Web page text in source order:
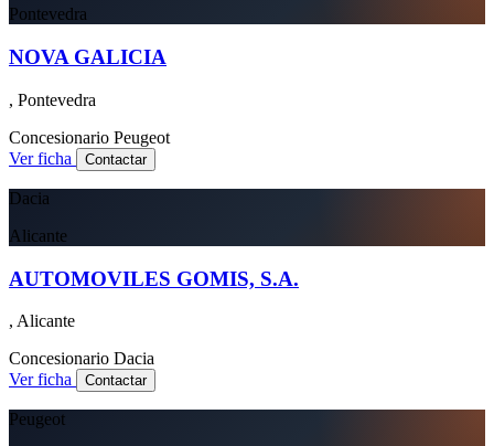
Pontevedra
NOVA GALICIA
, Pontevedra
Concesionario Peugeot
Ver ficha
Contactar
Dacia
Alicante
AUTOMOVILES GOMIS, S.A.
, Alicante
Concesionario Dacia
Ver ficha
Contactar
Peugeot